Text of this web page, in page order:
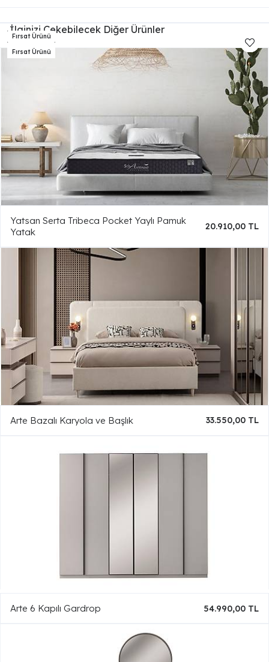
İlginizi Çekebilecek Diğer Ürünler
Yatsan Serta Tribeca Pocket Yaylı Pamuk
Yatak
20.910,00 TL
Arte Bazalı Karyola ve Başlık 33.550,00 TL
Arte 6 Kapılı Gardrop 54.990,00 TL